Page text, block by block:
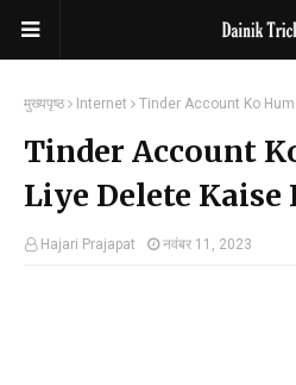
मुख्यपृष्ठ Internet Tinder Account Ko
Tinder Account
Liye Delete Kaise
Hajari Prajapat नवंबर 11, 2023